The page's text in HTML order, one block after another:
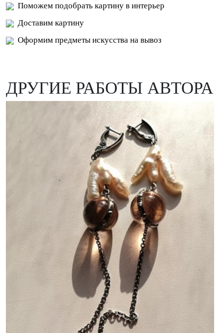
Поможем подобрать картину в интерьер
Доставим картину
Оформим предметы искусства на вывоз
ДРУГИЕ РАБОТЫ АВТОРА